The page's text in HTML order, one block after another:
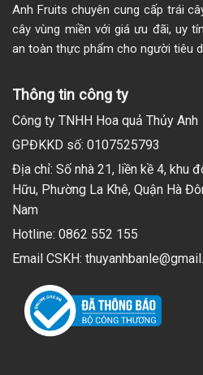
Anh Fruits chuyên cung cấp trái
cây vùng miền với giá ưu đãi, uy
an toàn thực phẩm cho người tiêu
Thông tin công ty
Công ty TNHH Hoa quả Thủy Anh
GPĐKKD số: 0107525793
Địa chỉ: Số nhà 21, liền kề 4, khu
Hữu, Phường La Khê, Quận Hà
Nam
Hotline: 0862 552 155
Email CSKH: